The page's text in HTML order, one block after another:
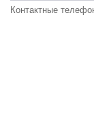
Контактные